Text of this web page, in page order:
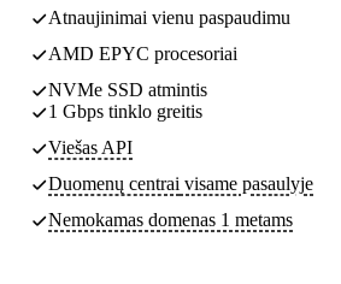
Atnaujinimai vienu paspaudimu
AMD EPYC procesoriai
NVMe SSD atmintis
1 Gbps tinklo greitis
Viešas API
Duomenų centrai visame pasaulyje
Nemokamas domenas 1 metams